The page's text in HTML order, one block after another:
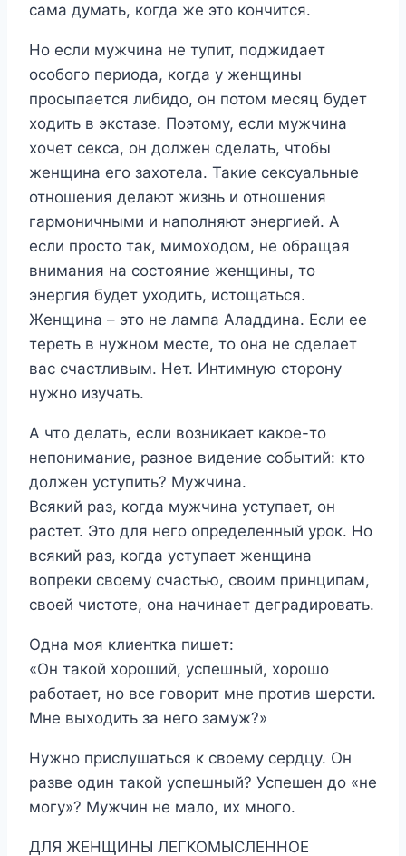
сама думать, когда же это кончится.
Но если мужчина не тупит, поджидает
особого периода, когда у женщины
просыпается либидо, он потом месяц будет
ходить в экстазе. Поэтому, если мужчина
хочет секса, он должен сделать, чтобы
женщина его захотела. Такие сексуальные
отношения делают жизнь и отношения
гармоничными и наполняют энергией. А
если просто так, мимоходом, не обращая
внимания на состояние женщины, то
энергия будет уходить, истощаться.
Женщина – это не лампа Аладдина. Если ее
тереть в нужном месте, то она не сделает
вас счастливым. Нет. Интимную сторону
нужно изучать.
А что делать, если возникает какое-то
непонимание, разное видение событий: кто
должен уступить? Мужчина.
Всякий раз, когда мужчина уступает, он
растет. Это для него определенный урок. Но
всякий раз, когда уступает женщина
вопреки своему счастью, своим принципам,
своей чистоте, она начинает деградировать.
Одна моя клиентка пишет:
«Он такой хороший, успешный, хорошо
работает, но все говорит мне против шерсти.
Мне выходить за него замуж?»
Нужно прислушаться к своему сердцу. Он
разве один такой успешный? Успешен до «не
могу»? Мужчин не мало, их много.
ДЛЯ ЖЕНЩИНЫ ЛЕГКОМЫСЛЕННОЕ